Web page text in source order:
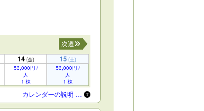
次週
14 (金) 15 (土)
53,000円 /
人
1 棟
53,000円 /
人
1 棟
カレンダーの説明 …